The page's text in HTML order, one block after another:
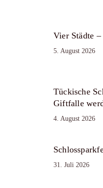
Vier Städte
5. August 2026
Tückische
Giftfalle
4. August 2026
31. Juli 2026